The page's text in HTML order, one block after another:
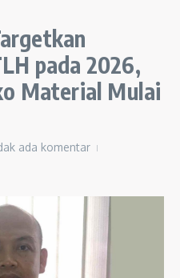
pada 2026,
Material Mulai
ada komentar